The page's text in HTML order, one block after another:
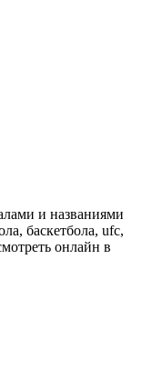
и названиями
баскетбола, ufc,
онлайн в